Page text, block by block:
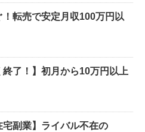
！転売で安定月収100万円以
終了！】初月から10万円以上
宅副業】ライバル不在の